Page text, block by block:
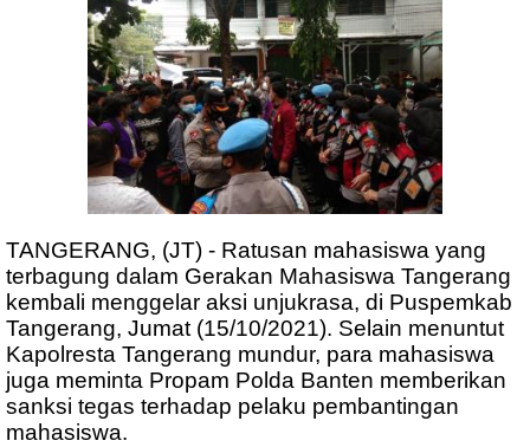
TANGERANG, (JT) - Ratusan mahasiswa yang
terbagung dalam Gerakan Mahasiswa Tangerang
kembali menggelar aksi unjukrasa, di Puspemkab
Tangerang, Jumat (15/10/2021). Selain menuntut
Kapolresta Tangerang mundur, para mahasiswa
juga meminta Propam Polda Banten memberikan
sanksi tegas terhadap pelaku pembantingan
mahasiswa.